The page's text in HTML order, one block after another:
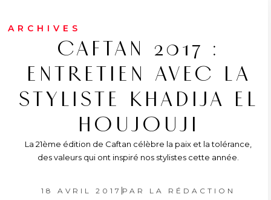
ARCHIVES
CAFTAN 2017 :
ENTRETIEN AVEC LA
STYLISTE KHADIJA EL
HOUJOUJI
La 21ème édition de Caftan célèbre la paix et la tolérance,
des valeurs qui ont inspiré nos stylistes cette année.
18 AVRIL 2017 PAR LA RÉDACTION